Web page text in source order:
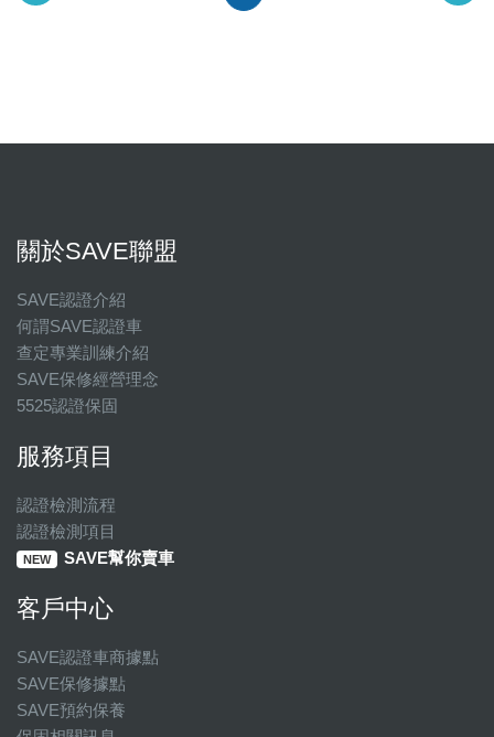
關於SAVE聯盟
SAVE認證介紹
何謂SAVE認證車
查定專業訓練介紹
SAVE保修經營理念
5525認證保固
服務項目
認證檢測流程
認證檢測項目
NEW SAVE幫你賣車
客戶中心
SAVE認證車商據點
SAVE保修據點
SAVE預約保養